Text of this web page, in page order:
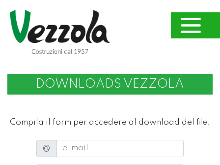
DOWNLOADS VEZZOLA
Compila il form per accedere al download del file.
e-mail
@